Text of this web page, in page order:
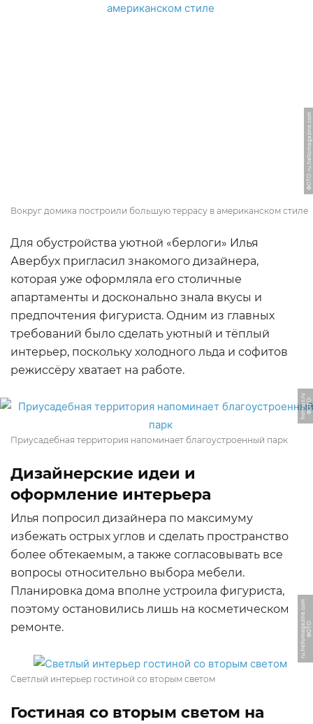
ФОТО: ru.hellomagazine.com
Вокруг домика построили большую террасу в американском стиле
Для обустройства уютной «берлоги» Илья
Авербух пригласил знакомого дизайнера,
которая уже оформляла его столичные
апартаменты и досконально знала вкусы и
предпочтения фигуриста. Одним из главных
требований было сделать уютный и тёплый
интерьер, поскольку холодного льда и софитов
режиссёру хватает на работе.
Ф
О
Т
О:
h
o
mi
u
s.
r
u
Приусадебная территория напоминает благоустроенный парк
Дизайнерские идеи и
оформление интерьера
Илья попросил дизайнера по максимуму
избежать острых углов и сделать пространство
более обтекаемым, а также согласовывать все
вопросы относительно выбора мебели.
Планировка дома вполне устроила фигуриста,
поэтому остановились лишь на косметическом
ремонте.
Ф
О
Т
О:
r
u.
h
ell
o
m
a
g
a
zi
n
e.
c
o
m
Светлый интерьер гостиной со вторым светом
Гостиная со вторым светом на